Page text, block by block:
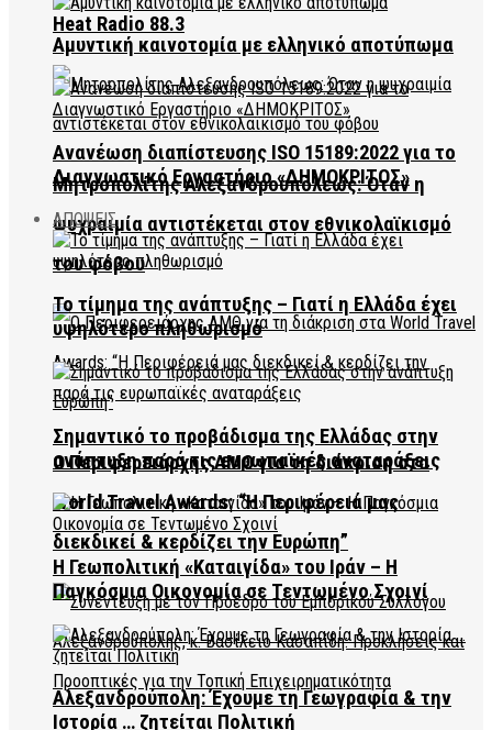
Heat Radio 88.3
Μητροπολίτης Αλεξανδρουπόλεως: Όταν η
ψυχραιμία αντιστέκεται στον εθνικολαϊκισμό
του φόβου
Ο Περιφερειάρχης ΑΜΘ για τη διάκριση στα
World Travel Awards: “Η Περιφέρειά μας
διεκδικεί & κερδίζει την Ευρώπη”
Αμυντική καινοτομία με ελληνικό αποτύπωμα
Ανανέωση διαπίστευσης ISO 15189:2022 για το
Διαγνωστικό Εργαστήριο «ΔΗΜΟΚΡΙΤΟΣ»
ΑΠΟΨΕΙΣ
Το τίμημα της ανάπτυξης – Γιατί η Ελλάδα έχει
υψηλότερο πληθωρισμό
Σημαντικό το προβάδισμα της Ελλάδας στην
ανάπτυξη παρά τις ευρωπαϊκές αναταράξεις
Η Γεωπολιτική «Καταιγίδα» του Ιράν – Η
Παγκόσμια Οικονομία σε Τεντωμένο Σχοινί
Αλεξανδρούπολη: Έχουμε τη Γεωγραφία & την
Ιστορία … ζητείται Πολιτική